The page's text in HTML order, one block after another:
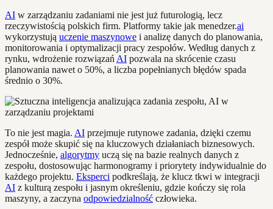
AI w zarządzaniu zadaniami nie jest już futurologią, lecz
rzeczywistością polskich firm. Platformy takie jak menedzer.ai
wykorzystują uczenie maszynowe i analizę danych do planowania,
monitorowania i optymalizacji pracy zespołów. Według danych z
rynku, wdrożenie rozwiązań AI pozwala na skrócenie czasu
planowania nawet o 50%, a liczba popełnianych błędów spada
średnio o 30%.
To nie jest magia. AI przejmuje rutynowe zadania, dzięki czemu
zespół może skupić się na kluczowych działaniach biznesowych.
Jednocześnie, algorytmy uczą się na bazie realnych danych z
zespołu, dostosowując harmonogramy i priorytety indywidualnie do
każdego projektu. Eksperci podkreślają, że klucz tkwi w integracji
AI z kulturą zespołu i jasnym określeniu, gdzie kończy się rola
maszyny, a zaczyna odpowiedzialność człowieka.